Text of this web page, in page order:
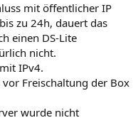
mit öffentlicher IP
zu 24h, dauert das
einen DS-Lite
nicht.
IPv4.
Freischaltung der Box
wurde nicht